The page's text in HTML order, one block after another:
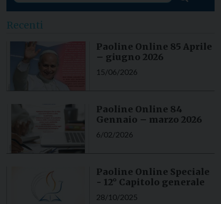
Recenti
Paoline Online 85 Aprile
– giugno 2026
15/06/2026
Paoline Online 84
Gennaio – marzo 2026
6/02/2026
Paoline Online Speciale
- 12° Capitolo generale
28/10/2025